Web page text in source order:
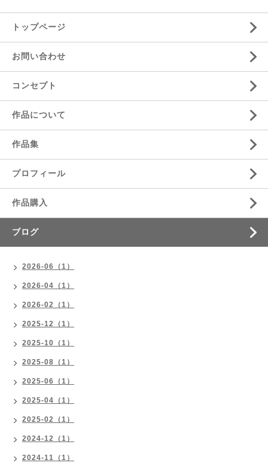
トップページ
お問い合わせ
コンセプト
作品について
作品集
プロフィール
作品購入
ブログ
2026-06（1）
2026-04（1）
2026-02（1）
2025-12（1）
2025-10（1）
2025-08（1）
2025-06（1）
2025-04（1）
2025-02（1）
2024-12（1）
2024-11（1）